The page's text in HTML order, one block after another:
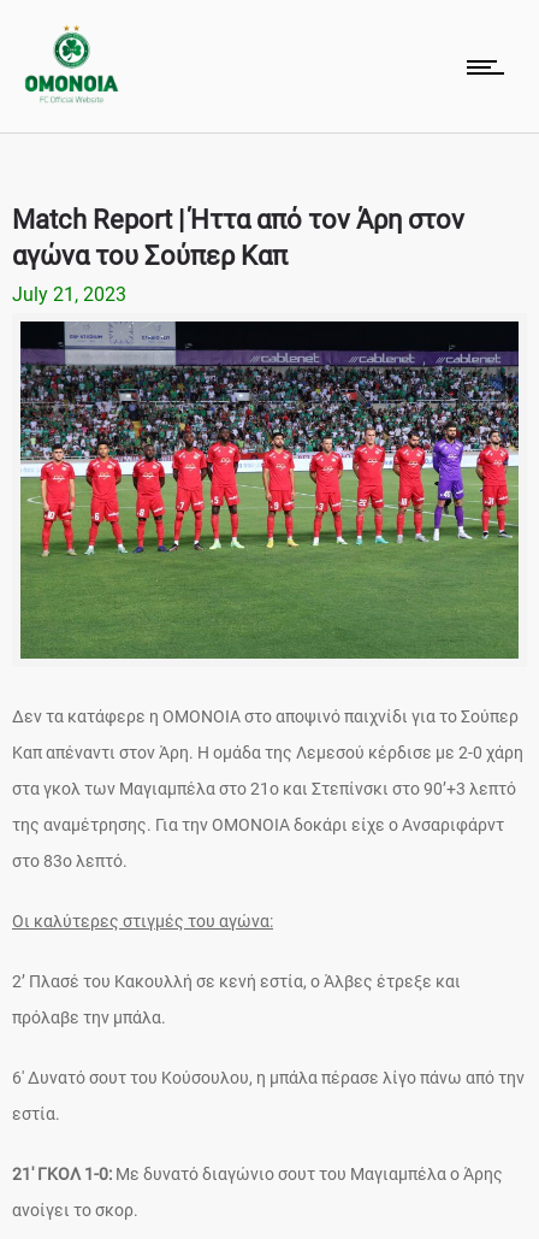
Match Report | Ήττα από τον Άρη στον
αγώνα του Σούπερ Καπ
July 21, 2023
Δεν τα κατάφερε η ΟΜΟΝΟΙΑ στο αποψινό παιχνίδι για το Σούπερ
Καπ απέναντι στον Άρη. Η ομάδα της Λεμεσού κέρδισε με 2-0 χάρη
στα γκολ των Μαγιαμπέλα στο 21ο και Στεπίνσκι στο 90’+3 λεπτό
της αναμέτρησης. Για την ΟΜΟΝΟΙΑ δοκάρι είχε ο Ανσαριφάρντ
στο 83ο λεπτό.
Οι καλύτερες στιγμές του αγώνα:
2’ Πλασέ του Κακουλλή σε κενή εστία, ο Άλβες έτρεξε και
πρόλαβε την μπάλα.
6′ Δυνατό σουτ του Κούσουλου, η μπάλα πέρασε λίγο πάνω από την
εστία.
21′ ΓΚΟΛ 1-0: Με δυνατό διαγώνιο σουτ του Μαγιαμπέλα ο Άρης
ανοίγει το σκορ.